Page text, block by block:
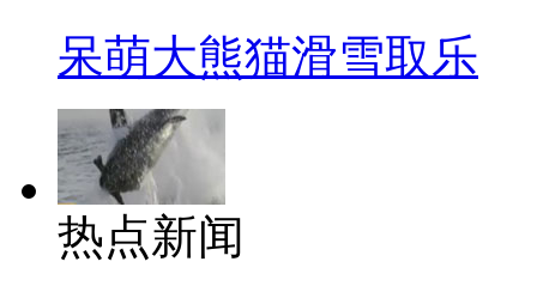
呆萌大熊猫滑雪取乐
热点新闻